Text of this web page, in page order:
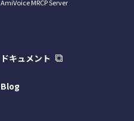
AmiVoice MRCP Server
ドキュメント
Blog